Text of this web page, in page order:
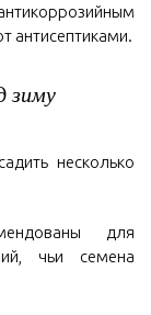
антисептиками.
зиму
несколько
для
чьи семена